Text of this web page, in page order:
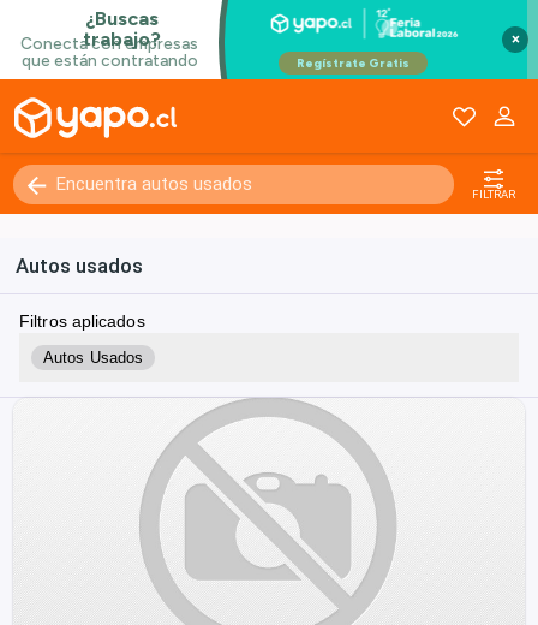
×
FILTRAR
Autos usados
Filtros aplicados
Autos Usados